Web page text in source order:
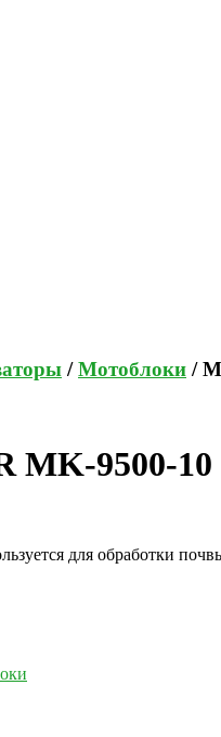
/Мотоблоки /
MK-9500-10
для обработки